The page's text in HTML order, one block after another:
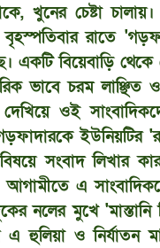
খুনের চেষ্টা
রাতে
একটি বিয়েবাড়ি
ভাবে চরম
ওই
ইউনিয়টির
সংবাদ লিখার
আগামীতে এ
নলের মুখে
এ হুলিয়া ও নির্যাতন